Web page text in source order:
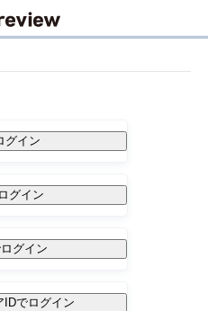
グイン
グイン
グイン
IDでログイン